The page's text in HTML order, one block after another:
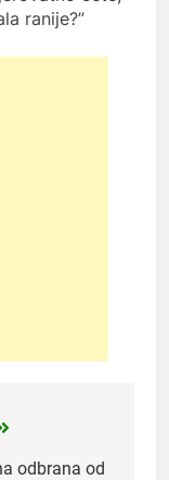
ranije?”
odbrana od